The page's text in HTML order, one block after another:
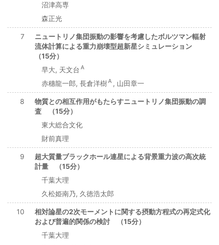
沼津高専
森正光
7
ニュートリノ集団振動の影響を考慮したボルツマン輻射
流体計算による重力崩壊型超新星シミュレーション
（15分）
早大, 天文台 A
赤穗龍一郎, 長倉洋樹A , 山田章一
8
物質との相互作用がもたらすニュートリノ集団振動の調
査 （15分）
東大総合文化
財前真理
9
超大質量ブラックホール連星による背景重力波の高次統
計量 （15分）
千葉大理
久松姫南乃, 久徳浩太郎
10
相対論星の2次モーメントに関する摂動方程式の再定式化
および普遍的関係の検討 （15分）
千葉大理